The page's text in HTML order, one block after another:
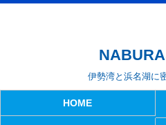
伊勢湾と浜名湖に
HOME